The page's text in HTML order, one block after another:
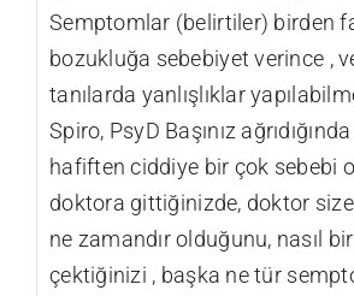
Semptomlar (belirtiler) birden
bozukluğa sebebiyet verince ,
tanılarda yanlışlıklar
Spiro, PsyD Başınız
hafiften ciddiye bir çok sebebi
doktora gittiğinizde, doktor size
ne zamandır olduğunu, nasıl bir
çektiğinizi , başka ne tür